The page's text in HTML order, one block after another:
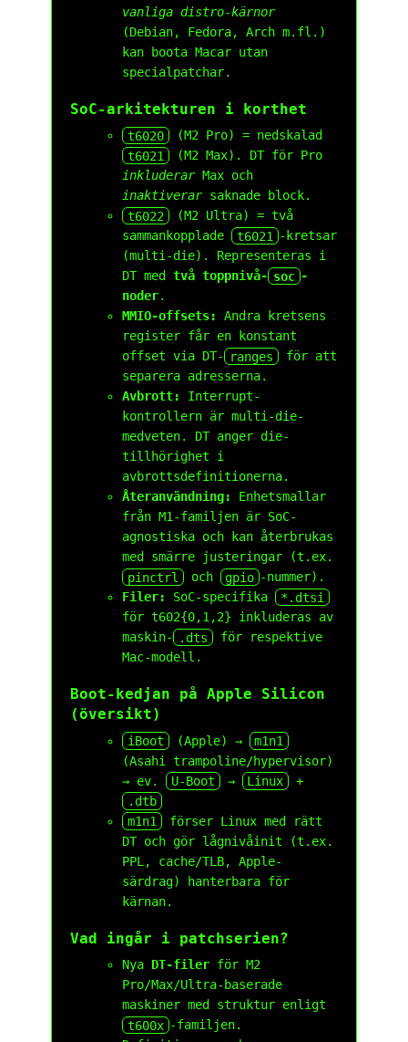
vanliga distro-kärnor
(Debian, Fedora, Arch m.fl.)
kan boota Macar utan
specialpatchar.
SoC-arkitekturen i korthet
t6020 (M2 Pro) = nedskalad
t6021 (M2 Max). DT för Pro
inkluderarMax och
inaktiverarsaknade block.
t6022 (M2 Ultra) = två
sammankopplade t6021 -kretsar
(multi-die). Representeras i
DT medtvå toppnivå- soc -
noder.
MMIO-offsets:
Andra kretsens
register får en konstant
offset via DT- ranges för att
separera adresserna.
Avbrott:
Interrupt-
kontrollern är multi-die-
medveten. DT anger die-
tillhörighet i
avbrottsdefinitionerna.
Återanvändning:
Enhetsmallar
från M1-familjen är SoC-
agnostiska och kan återbrukas
med smärre justeringar (t.ex.
pinctrl och gpio -nummer).
Filer:
SoC-specifika *.dtsi
för t602{0,1,2} inkluderas av
maskin- .dts för respektive
Mac-modell.
Boot-kedjan på Apple Silicon
(översikt)
iBoot (Apple) →
m1n1
(Asahi trampoline/hypervisor)
→ ev. U-Boot → Linux
+
.dtb
m1n1 förser Linux med rätt
DT och gör lågnivåinit (t.ex.
PPL, cache/TLB, Apple-
särdrag) hanterbara för
kärnan.
Vad ingår i patchserien?
Nya DT-filer för M2
Pro/Max/Ultra-baserade
maskiner med struktur enligt
t600x -familjen.